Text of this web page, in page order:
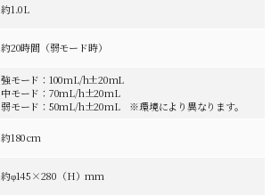
約1.0L
約20時間（弱モード時）
強モード：100mL/h±20mL
中モード：70mL/h±20mL
弱モード：50mL/h±20mL ※環境により異なります。
約180cm
約φ145×280（H）mm